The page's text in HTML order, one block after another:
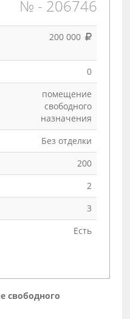
№ - 206746
200 000
0
помещение
свободного
назначения
Без отделки
200
2
3
Есть
свободного